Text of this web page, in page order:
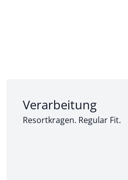
Abschnitt 2 von 3:
Verarbeitung
Resortkragen. Regular Fit.